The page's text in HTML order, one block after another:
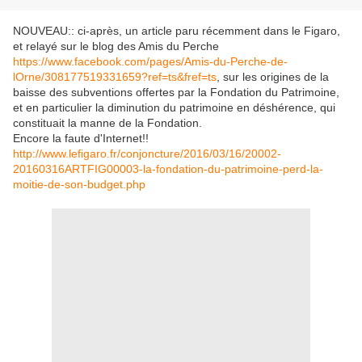
NOUVEAU:: ci-après, un article paru récemment dans le Figaro,
et relayé sur le blog des Amis du Perche
https://www.facebook.com/pages/Amis-du-Perche-de-
lOrne/308177519331659?ref=ts&fref=ts , sur les origines de la
baisse des subventions offertes par la Fondation du Patrimoine,
et en particulier la diminution du patrimoine en déshérence, qui
constituait la manne de la Fondation.
Encore la faute d'Internet!!
http://www.lefigaro.fr/conjoncture/2016/03/16/20002-
20160316ARTFIG00003-la-fondation-du-patrimoine-perd-la-
moitie-de-son-budget.php